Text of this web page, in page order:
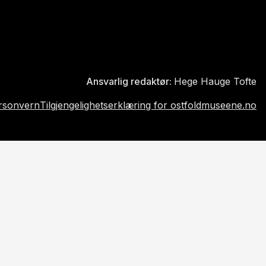
Ansvarlig redaktør: Hege Hauge Tofte
Tilgjengelighetserklæring for ostfoldmuseene.no